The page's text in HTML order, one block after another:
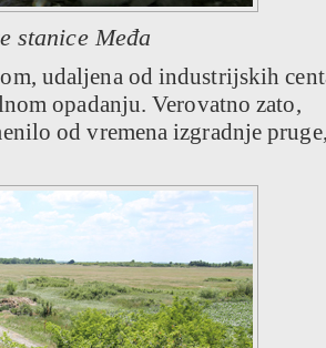
stanice Međa
udaljena od industrijskih
opadanju. Verovatno zato,
od vremena izgradnje